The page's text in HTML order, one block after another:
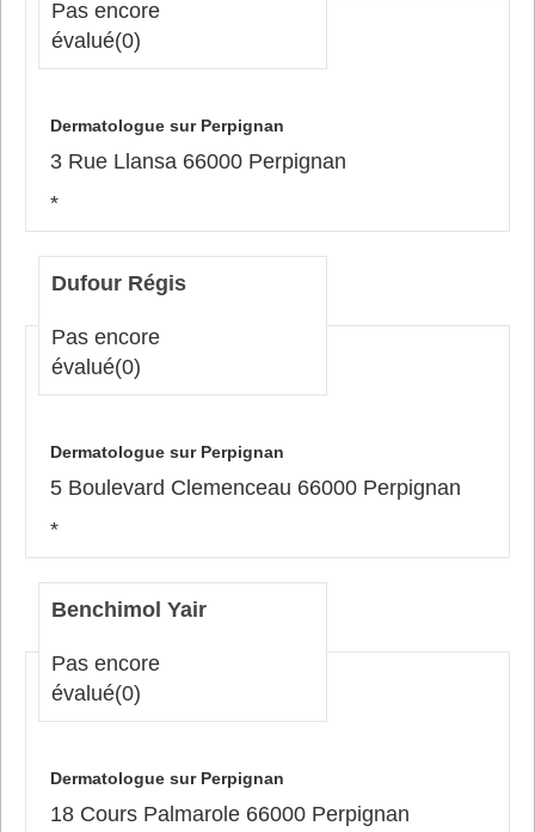
Pas encore
évalué(0)
Dermatologue sur Perpignan
3 Rue Llansa 66000 Perpignan
*
Dufour Régis
Pas encore
évalué(0)
Dermatologue sur Perpignan
5 Boulevard Clemenceau 66000 Perpignan
*
Benchimol Yair
Pas encore
évalué(0)
Dermatologue sur Perpignan
18 Cours Palmarole 66000 Perpignan